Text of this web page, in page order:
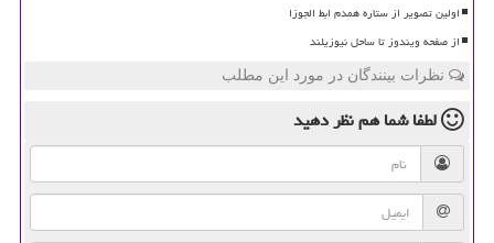
اولین تصویر از ستاره همدم ابط الجوزا
از صفحه ویندوز تا ساحل نیوزیلند
نظرات بینندگان در مورد این مطلب
لطفا شما همنظر دهید